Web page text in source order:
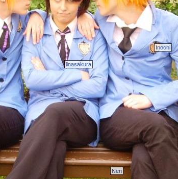
Inochi
linasakura
Nen